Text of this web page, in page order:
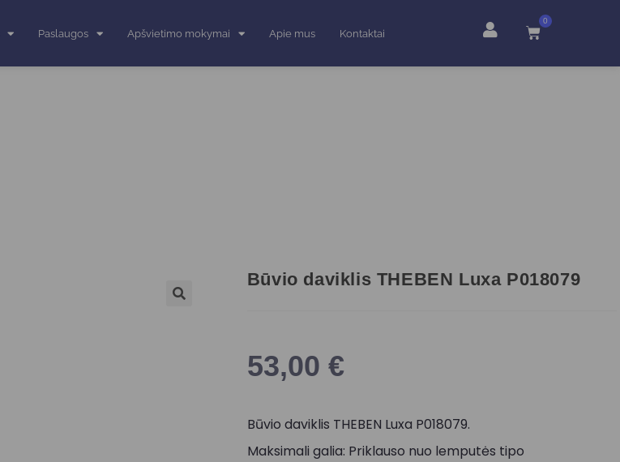
Paslaugos Apšvietimo mokymai Apie mus Kontaktai
0
Būvio daviklis THEBEN Luxa P018079
53,00 €
Būvio daviklis THEBEN Luxa P018079.
Maksimali galia: Priklauso nuo lemputės tipo